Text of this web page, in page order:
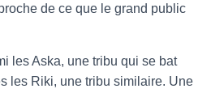
de ce que le grand public
les Aska, une tribu qui se bat
les Riki, une tribu similaire. Une